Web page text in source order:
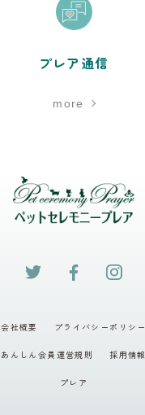
プレア通信
more
会社概要 プライバシーポリシー
あんしん会員運営規則 採用情報
プレア